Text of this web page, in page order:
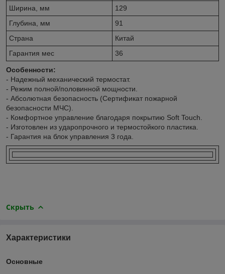
Ширина, мм
129
Глубина, мм
91
Страна
Китай
Гарантия мес
36
Особенности:
- Надежный механический термостат.
- Режим полной/половинной мощности.
- Абсолютная безопасность (Сертификат пожарной
безопасности МЧС).
- Комфортное управление благодаря покрытию Soft Touch.
- Изготовлен из ударопрочного и термостойкого пластика.
- Гарантия на блок управления 3 года.
Скрыть
Характеристики
Основные